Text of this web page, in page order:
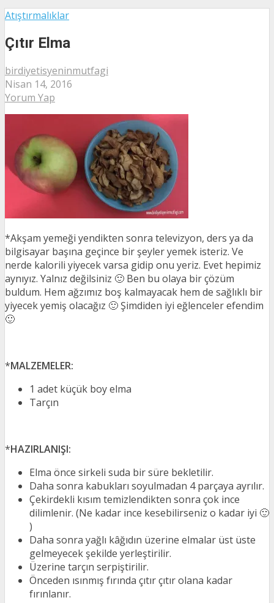
Atıştırmalıklar
Çıtır Elma
birdiyetisyeninmutfagi
Nisan 14, 2016
Yorum Yap
*Akşam yemeği yendikten sonra televizyon, ders ya da
bilgisayar başına geçince bir şeyler yemek isteriz. Ve
nerde kalorili yiyecek varsa gidip onu yeriz. Evet hepimiz
aynıyız. Yalnız değilsiniz 🙂 Ben bu olaya bir çözüm
buldum. Hem ağzımız boş kalmayacak hem de sağlıklı bir
yiyecek yemiş olacağız 🙂 Şimdiden iyi eğlenceler efendim
🙂
*MALZEMELER:
1 adet küçük boy elma
Tarçın
*HAZIRLANIŞI:
Elma önce sirkeli suda bir süre bekletilir.
Daha sonra kabukları soyulmadan 4 parçaya ayrılır.
Çekirdekli kısım temizlendikten sonra çok ince
dilimlenir. (Ne kadar ince kesebilirseniz o kadar iyi 🙂
)
Daha sonra yağlı kâğıdın üzerine elmalar üst üste
gelmeyecek şekilde yerleştirilir.
Üzerine tarçın serpiştirilir.
Önceden ısınmış fırında çıtır çıtır olana kadar
fırınlanır.